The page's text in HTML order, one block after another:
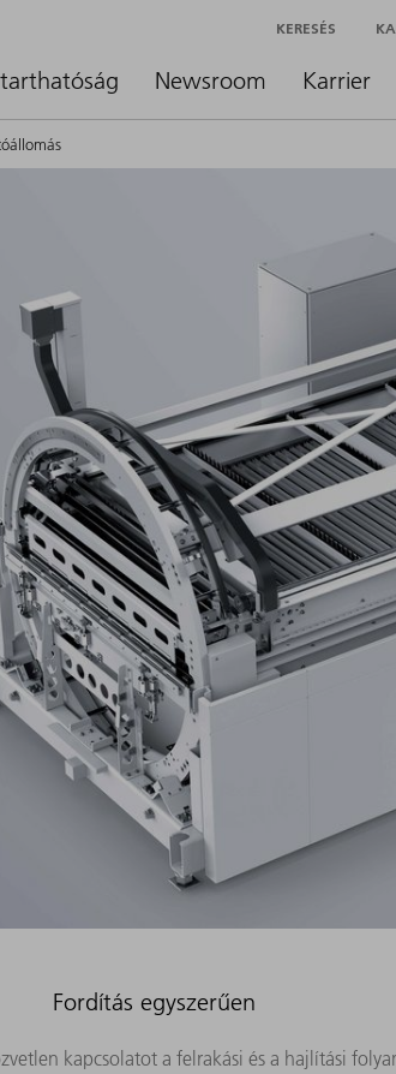
Newsroom Karrier
KERESÉS
Fordítás egyszerűen
kapcsolatot a felrakási és a hajlítási